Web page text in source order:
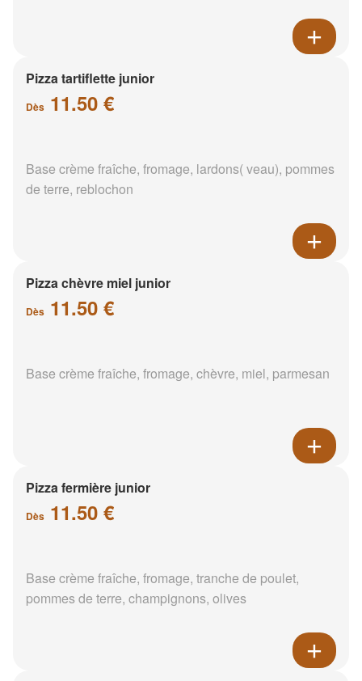
Pizza tartiflette junior
Dès 11.50 €
Base crème fraîche, fromage, lardons( veau), pommes
de terre, reblochon
Pizza chèvre miel junior
Dès 11.50 €
Base crème fraîche, fromage, chèvre, miel, parmesan
Pizza fermière junior
Dès 11.50 €
Base crème fraîche, fromage, tranche de poulet,
pommes de terre, champignons, olives